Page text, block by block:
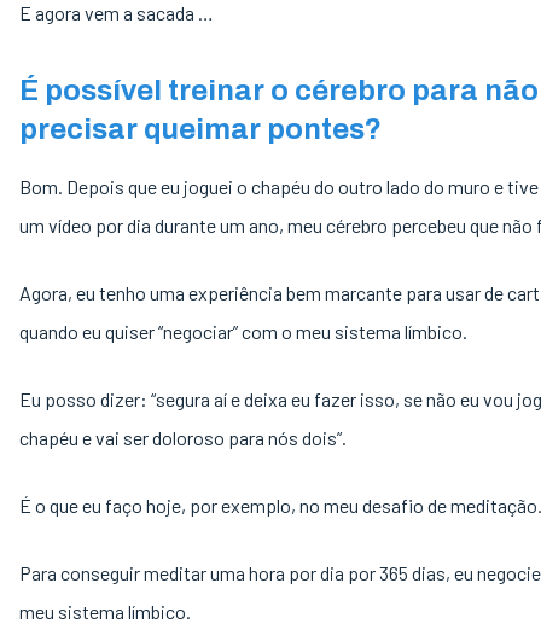
E agora vem a sacada …
É possível treinar o cérebro para não
precisar queimar pontes?
Bom. Depois que eu joguei o chapéu do outro lado do muro e
um vídeo por dia durante um ano, meu cérebro percebeu que
Agora, eu tenho uma experiência bem marcante para usar de
quando eu quiser “negociar” com o meu sistema límbico.
Eu posso dizer: “segura aí e deixa eu fazer isso, se não eu vou
chapéu e vai ser doloroso para nós dois”.
É o que eu faço hoje, por exemplo, no meu desafio de meditação.
Para conseguir meditar uma hora por dia por 365 dias, eu
meu sistema límbico.